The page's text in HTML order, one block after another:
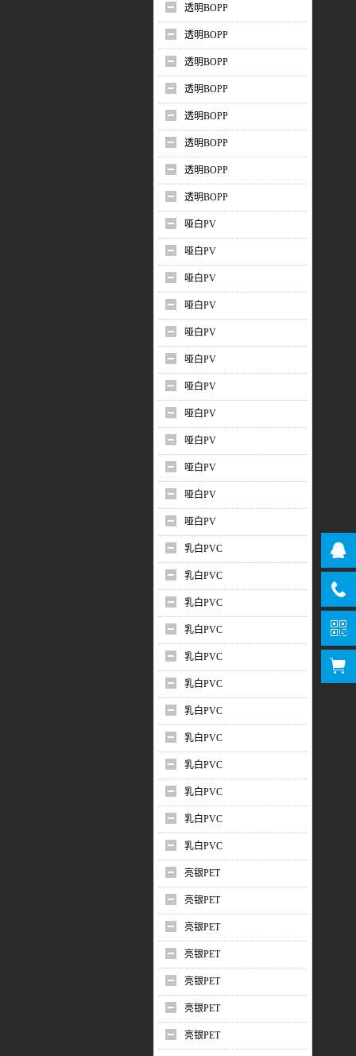
透明BOPP
透明BOPP
透明BOPP
透明BOPP
透明BOPP
透明BOPP
透明BOPP
透明BOPP
哑白PV
哑白PV
哑白PV
哑白PV
哑白PV
哑白PV
哑白PV
哑白PV
哑白PV
哑白PV
哑白PV
哑白PV
乳白PVC
乳白PVC
乳白PVC
乳白PVC
乳白PVC
乳白PVC
乳白PVC
乳白PVC
乳白PVC
乳白PVC
乳白PVC
乳白PVC
亮银PET
亮银PET
亮银PET
亮银PET
亮银PET
亮银PET
亮银PET